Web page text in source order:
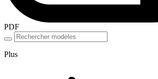
PDF
Plus